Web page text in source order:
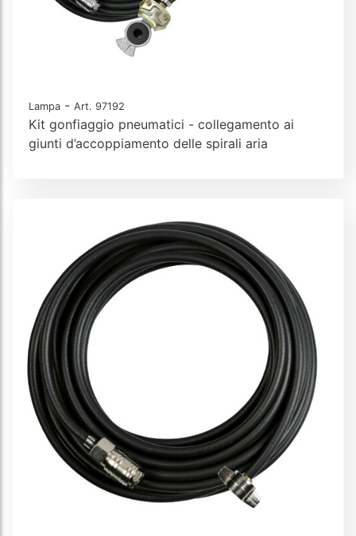
Lampa - Art. 97192
Kit gonfiaggio pneumatici - collegamento ai
giunti d’accoppiamento delle spirali aria